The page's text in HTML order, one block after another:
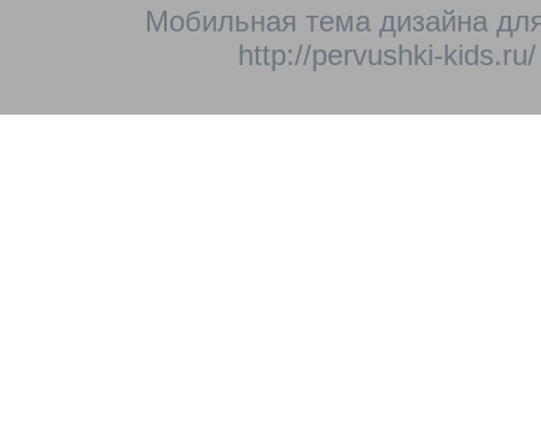
Мобильная тема дизайна
http://pervushki-kids.ru/